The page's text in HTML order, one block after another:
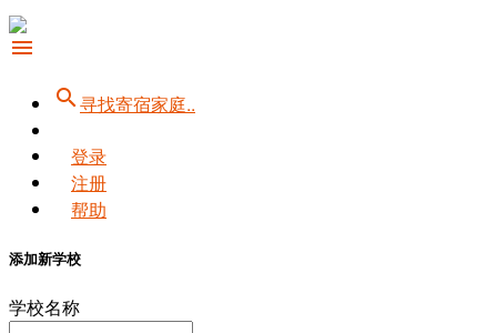
menu
search寻找寄宿家庭..
登录
注册
帮助
添加新学校
学校名称